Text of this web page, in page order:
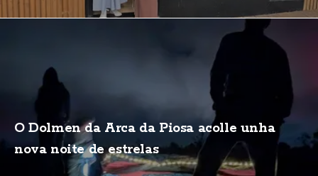
O Dolmen da Arca da Piosa acolle unha
nova noite de estrelas